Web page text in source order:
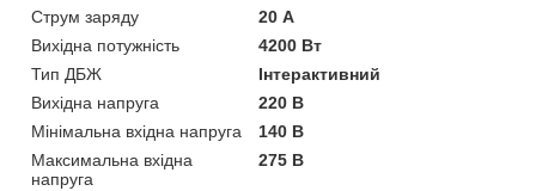
Струм заряду
20 А
Вихідна потужність
4200 Вт
Тип ДБЖ
Інтерактивний
Вихідна напруга
220 В
Мінімальна вхідна напруга
140 В
Максимальна вхідна
напруга
275 В